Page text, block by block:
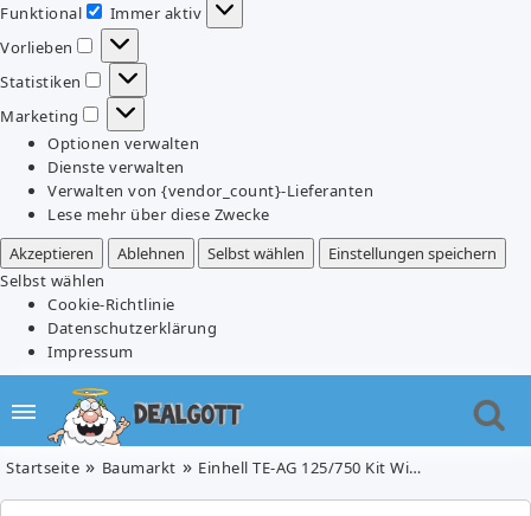
Funktional
Funktional
Immer aktiv
Vorlieben
Vorlieben
Statistiken
Statistiken
Marketing
Marketing
Optionen verwalten
Dienste verwalten
Verwalten von {vendor_count}-Lieferanten
Lese mehr über diese Zwecke
Akzeptieren
Ablehnen Selbst wählen
Einstellungen speichern
Selbst wählen
Cookie-Richtlinie
Datenschutzerklärung
Impressum
Startseite Baumarkt Einhell TE-AG 125/750 Kit Winkelschleifer-Set für 29,99€